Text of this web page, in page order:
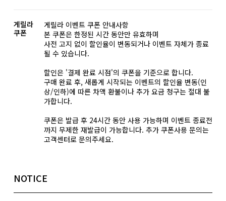
게릴라
쿠폰
게릴라 이벤트 쿠폰 안내사항
본 쿠폰은 한정된 시간 동안만 유효하며
사전 고지 없이 할인율이 변동되거나 이벤트 자체가 종료
될 수 있습니다.
할인은 '결제 완료 시점'의 쿠폰을 기준으로 합니다.
구매 완료 후, 새롭게 시작되는 이벤트의 할인율 변동(인
상/인하)에 따른 차액 환불이나 추가 요금 청구는 절대 불
가합니다.
쿠폰은 발급 후 24시간 동안 사용 가능하며 이벤트 종료전
까지 무제한 재발급이 가능합니다. 추가 쿠폰사용 문의는
고객센터로 문의주세요.
NOTICE